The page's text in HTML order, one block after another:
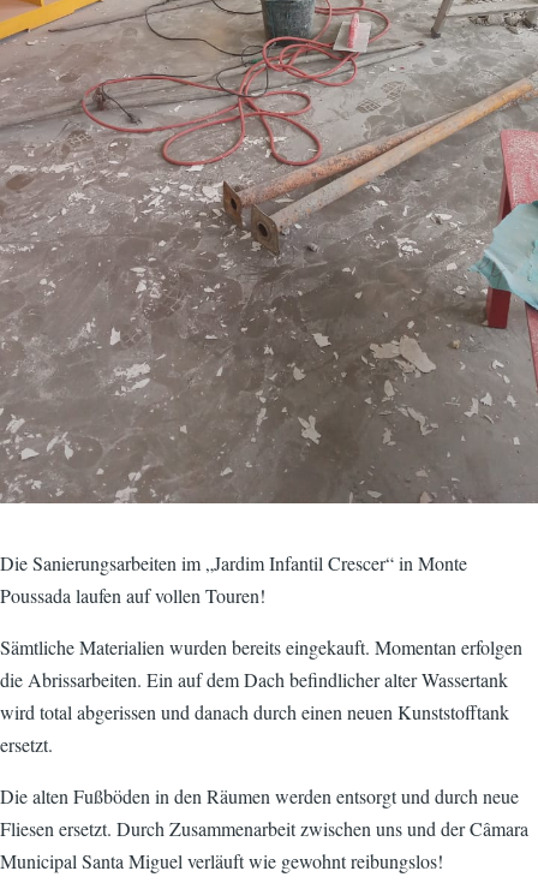
Die Sanierungsarbeiten im „Jardim Infantil Crescer“ in Monte
Poussada laufen auf vollen Touren!
Sämtliche Materialien wurden bereits eingekauft. Momentan erfolgen
die Abrissarbeiten. Ein auf dem Dach befindlicher alter Wassertank
wird total abgerissen und danach durch einen neuen Kunststofftank
ersetzt.
Die alten Fußböden in den Räumen werden entsorgt und durch neue
Fliesen ersetzt. Durch Zusammenarbeit zwischen uns und der Câmara
Municipal Santa Miguel verläuft wie gewohnt reibungslos!